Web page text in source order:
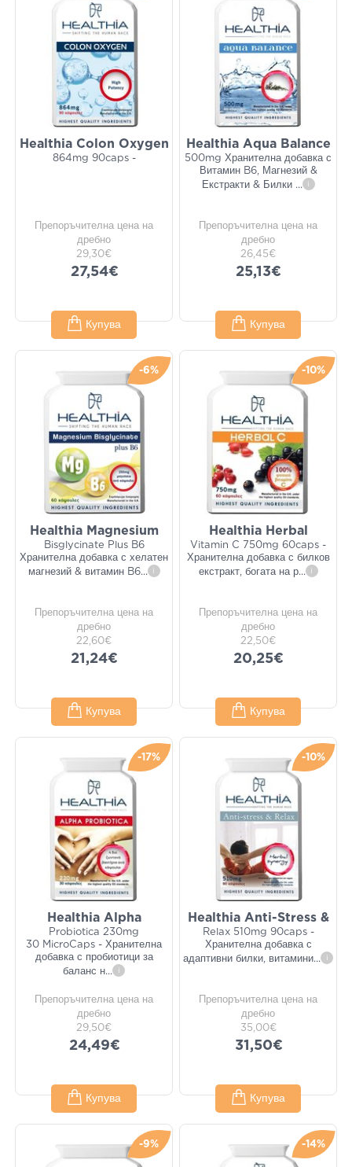
Healthia Colon Oxygen
864mg 90caps -
Препоръчителна цена на
дребно
29,30€
27,54€
Купува
Healthia Aqua Balance
500mg Хранителна добавка с
Витамин B6, Магнезий &
Екстракти & Билки ... i
Препоръчителна цена на
дребно
26,45€
25,13€
Купува
-6%
Healthia Magnesium
Bisglycinate Plus B6
Хранителна добавка с хелатен
магнезий & витамин B6... i
Препоръчителна цена на
дребно
22,60€
21,24€
Купува
-10%
Healthia Herbal
Vitamin C 750mg 60caps -
Хранителна добавка с билков
екстракт, богата на р... i
Препоръчителна цена на
дребно
22,50€
20,25€
Купува
-17%
Healthia Alpha
Probiotica 230mg
30 MicroCaps - Хранителна
добавка с пробиотици за
баланс н... i
Препоръчителна цена на
дребно
29,50€
24,49€
Купува
-10%
Healthia Anti-Stress &
Relax 510mg 90caps -
Хранителна добавка с
адаптивни билки, витамини... i
Препоръчителна цена на
дребно
35,00€
31,50€
Купува
-9% -14%